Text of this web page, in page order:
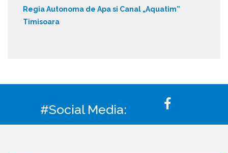
Regia Autonoma de Apa si Canal „Aquatim”
Timisoara
#Social Media: